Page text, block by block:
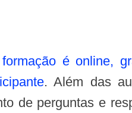
formação é online,
. Além das
de perguntas e